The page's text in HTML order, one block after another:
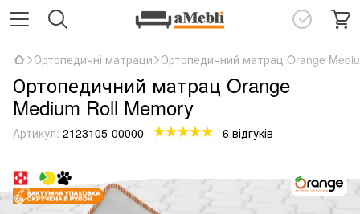
Ортопедичні матраци Ортопедичний матрац Orange
Ортопедичний матрац Orange
Medium Roll Memory
Артикул: 2123105-00000 6 відгуків